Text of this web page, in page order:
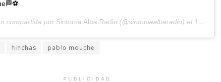
compartida por Sintonía Alba Radio (@sintoniaalbaradio) el 19 de May de 2020 a las 12:43 PDT
hinchas pablo mouche
PUBLICIDAD